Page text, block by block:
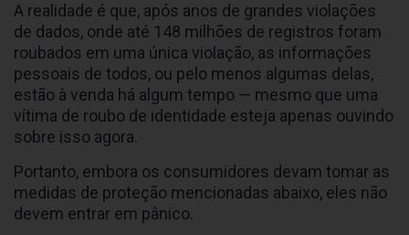
A realidade é que, após anos de grandes violações
de dados, onde até 148 milhões de registros foram
roubados em uma única violação, as informações
pessoais de todos, ou pelo menos algumas delas,
estão à venda há algum tempo — mesmo que uma
vítima de roubo de identidade esteja apenas ouvindo
sobre isso agora.
Portanto, embora os consumidores devam tomar as
medidas de proteção mencionadas abaixo, eles não
devem entrar em pânico.